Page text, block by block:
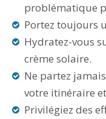
problématique
Portez toujours
Hydratez-vous
crème solaire.
Ne partez
votre itinéraire
Privilégiez des